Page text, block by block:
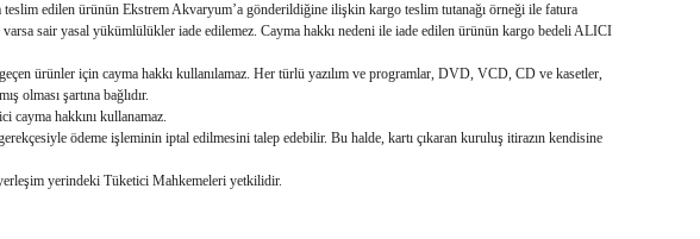
edilen ürünün Ekstrem Akvaryum’a gönderildiğine ilişkin kargo teslim tutanağı örneği ile fatura
sair yasal yükümlülükler iade edilemez. Cayma hakkı nedeni ile iade edilen ürünün kargo bedeli ALICI
ürünler için cayma hakkı kullanılamaz. Her türlü yazılım ve programlar, DVD, VCD, CD ve kasetler,
olması şartına bağlıdır.
cayma hakkını kullanamaz.
ödeme işleminin iptal edilmesini talep edebilir. Bu halde, kartı çıkaran kuruluş itirazın kendisine
yerindeki Tüketici Mahkemeleri yetkilidir.